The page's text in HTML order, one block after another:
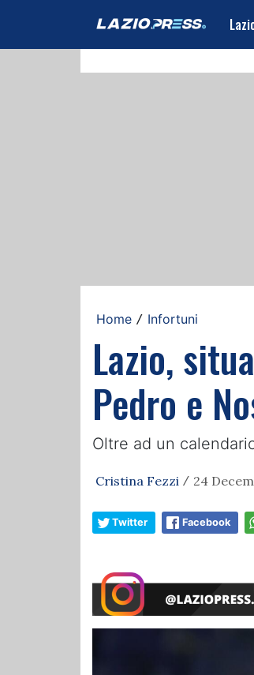
Home / Infortuni
Lazio,
Pedro e
Oltre ad un
Cristina Fezzi / 24
Twitter Facebook